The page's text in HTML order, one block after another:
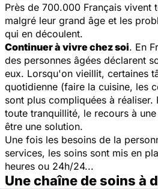
Près de 700.000 Français vivent
malgré leur grand âge et les
qui en découlent.
Continuer à vivre chez soi. En
des personnes âgées déclarent
eux. Lorsqu'on vieillit, certaines
quotidienne (faire la cuisine, les
sont plus compliquées à réaliser.
toute tranquillité, le recours à une
être une solution.
Une fois les besoins de la
services, les soins sont mis en
heures ou 24h/24...
Une chaîne de soins à